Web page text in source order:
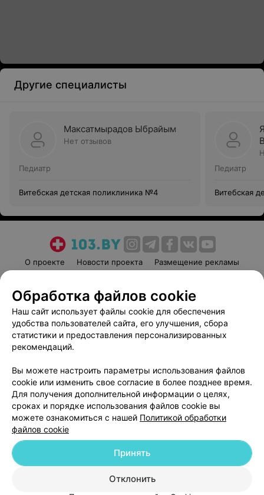
Другие специалисты
Максатмырадов Ыбрайым
Нет отзывов
Педиатр
Витебская детская поликлиника №4
Педиатр
Витебская
О проекте Новости проекта
Размещение рекламы
Пользовательское соглашение
Способы оплаты
Вакансии
Партнеры
Написать руководителю 103.by
Обработка персональных данных
© 2026 ООО «Артокс Лаб», УНП 191700409
| 220012, Республика Беларусь,
Служба поддержки +375 291212755
Обработка файлов cookie
Наш сайт использует файлы cookie для обеспечения
удобства пользователей сайта, его улучшения, сбора
статистики и предоставления персонализированных
рекомендаций.
Вы можете настроить параметры использования файлов
cookie или изменить свое согласие в более позднее время.
Для получения дополнительной информации о целях,
сроках и порядке использования файлов cookie вы
можете ознакомиться с нашей Политикой обработки
файлов cookie
Отклонить
Принять